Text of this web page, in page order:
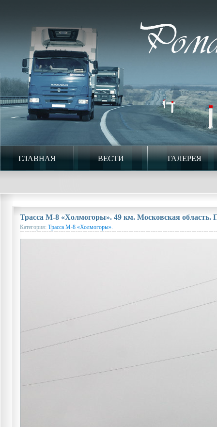
ГЛАВНАЯ ВЕСТИ ГАЛЕРЕЯ
Трасса М-8 «Холмогоры». 49 км. Московская
Категория: Трасса М-8 «Холмогоры».